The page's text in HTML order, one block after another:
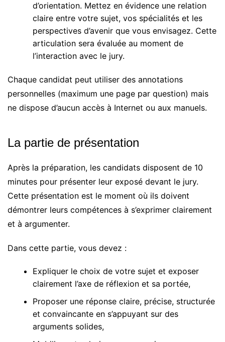
d’orientation. Mettez en évidence une relation
claire entre votre sujet, vos spécialités et les
perspectives d’avenir que vous envisagez. Cette
articulation sera évaluée au moment de
l’interaction avec le jury.
Chaque candidat peut utiliser des annotations
personnelles (maximum une page par question) mais
ne dispose d’aucun accès à Internet ou aux manuels.
La partie de présentation
Après la préparation, les candidats disposent de 10
minutes pour présenter leur exposé devant le jury.
Cette présentation est le moment où ils doivent
démontrer leurs compétences à s’exprimer clairement
et à argumenter.
Dans cette partie, vous devez :
Expliquer le choix de votre sujet et exposer
clairement l’axe de réflexion et sa portée,
Proposer une réponse claire, précise, structurée
et convaincante en s’appuyant sur des
arguments solides,